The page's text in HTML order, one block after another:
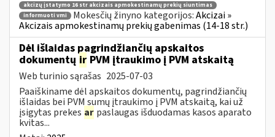
akcizų įstatymo 16 str akcizais apmokestinamų prekių siuntimas
informuoti vmi
Mokesčių žinyno kategorijos:Akcizai »
Akcizais apmokestinamų prekių gabenimas (14-18 str.)
Dėl išlaidas pagrindžiančių apskaitos
dokumentų ir PVM įtraukimo į PVM atskaitą
Web turinio sąrašas 2025-07-03
Paaiškiname dėl apskaitos dokumentų, pagrindžiančių
išlaidas bei PVM sumų įtraukimo į PVM atskaitą, kai už
įsigytas prekes ar paslaugas išduodamas kasos aparato
kvitas...